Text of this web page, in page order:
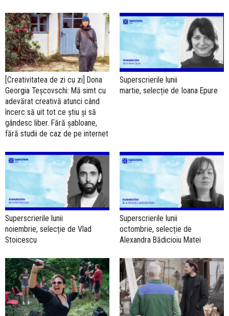
[Creativitatea de zi cu zi] Dona
Georgia Teșcovschi: Mă simt cu
adevărat creativă atunci când
încerc să uit tot ce știu și să
gândesc liber. Fără șabloane,
fără studii de caz de pe internet
Superscrierile lunii
martie, selecție de Ioana Epure
Superscrierile lunii
noiembrie, selecție de Vlad
Stoicescu
Superscrierile lunii
octombrie, selecție de
Alexandra Bădicioiu Matei